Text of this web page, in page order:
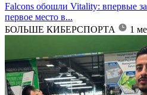
Falcons обошли Vitality: впервые
первое место в...
БОЛЬШЕ КИБЕРСПОРТА
1